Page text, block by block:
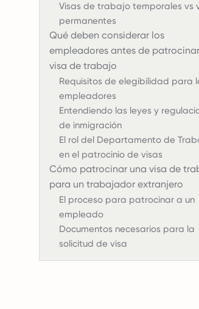
Visas de trabajo temporales vs
permanentes
Qué deben considerar los
empleadores antes de
visa de trabajo
Requisitos de elegibilidad para
empleadores
Entendiendo las leyes y
de inmigración
El rol del Departamento de
en el patrocinio de visas
Cómo patrocinar una visa de
para un trabajador extranjero
El proceso para patrocinar a un
empleado
Documentos necesarios para la
solicitud de visa